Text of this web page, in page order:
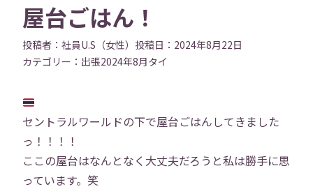
屋台ごはん！
投稿者： 社員U.S（女性） 投稿日： 2024年8月22日
カテゴリー： 出張2024年8月タイ
セントラルワールドの下で屋台ごはんしてきました
っ！！！！
ここの屋台はなんとなく大丈夫だろうと私は勝手に思
っています。笑